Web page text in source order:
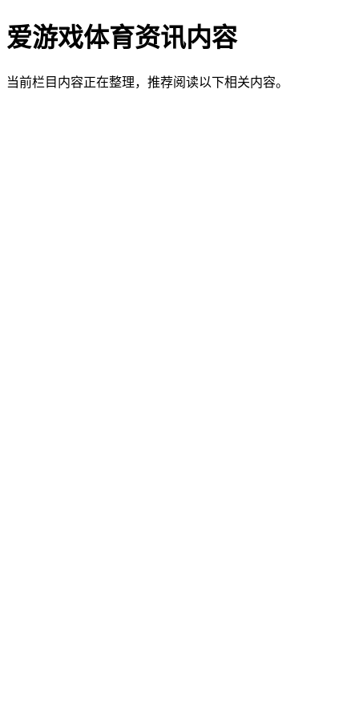
爱游戏体育资讯内容
当前栏目内容正在整理，推荐阅读以下相关内容。